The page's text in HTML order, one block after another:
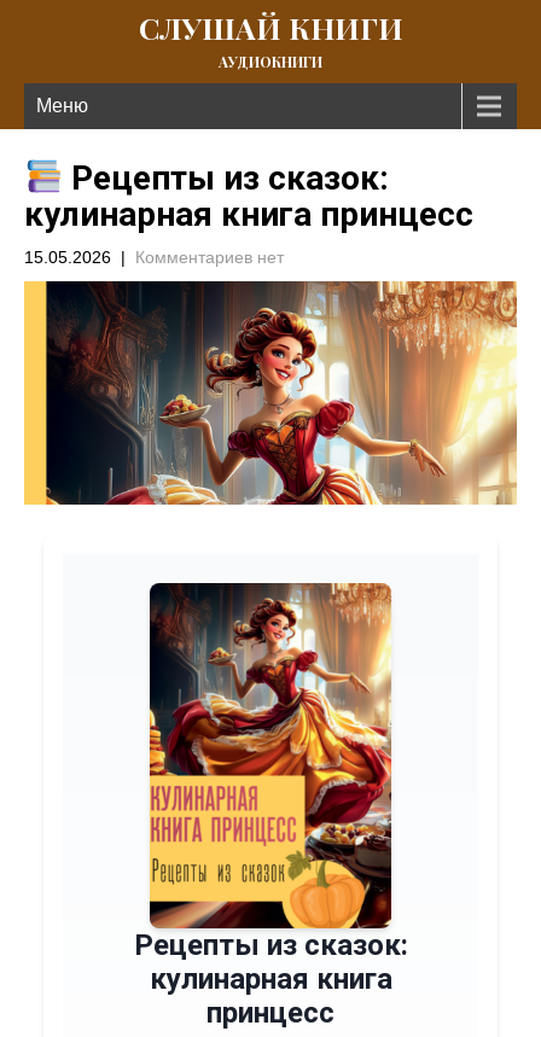
СЛУШАЙ КНИГИ
АУДИОКНИГИ
Меню
Рецепты из сказок:
кулинарная книга принцесс
15.05.2026 | Комментариев нет
Рецепты из сказок:
кулинарная книга
принцесс